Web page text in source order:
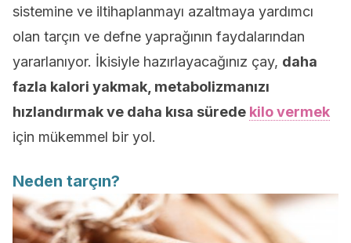
sistemine ve iltihaplanmayı azaltmaya yardımcı
olan tarçın ve defne yaprağının faydalarından
yararlanıyor. İkisiyle hazırlayacağınız çay, daha
fazla kalori yakmak, metabolizmanızı
hızlandırmak ve daha kısa sürede kilo vermek
için mükemmel bir yol.
Neden tarçın?